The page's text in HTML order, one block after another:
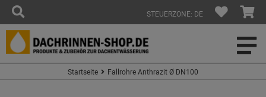
STEUERZONE: DE
Startseite Fallrohre Anthrazit Ø DN100